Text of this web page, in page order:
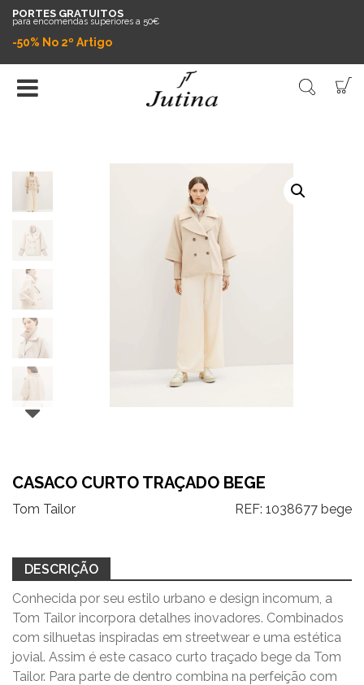
PORTES GRATUITOS
para encomendas superiores a 50€
-50% No 2º Artigo
CASACO CURTO TRAÇADO BEGE
Tom Tailor REF: 1038677 bege
DESCRIÇÃO
Conhecida por seu estilo urbano e design incomum, a
Tom Tailor incorpora detalhes inovadores. Combinados
com silhuetas inspiradas em streetwear e uma estética
jovial. Assim é este casaco curto traçado bege da Tom
Tailor. Para parte de dentro combina na perfeição com